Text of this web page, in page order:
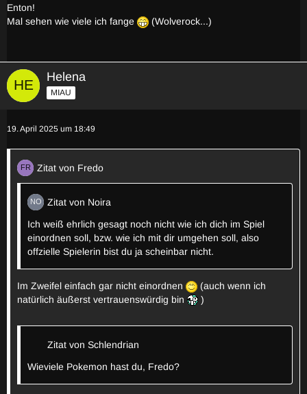
Enton!
Mal sehen wie viele ich fange
(Wolverock...)
Helena
MIAU
19. April 2025 um 18:49
Zitat von Fredo
Zitat von Noira
Ich weiß ehrlich gesagt noch nicht wie ich dich im Spiel
einordnen soll, bzw. wie ich mit dir umgehen soll, also
offzielle Spielerin bist du ja scheinbar nicht.
Im Zweifel einfach gar nicht einordnen
(auch wenn ich
natürlich äußerst vertrauenswürdig bin
)
Zitat von Schlendrian
Wieviele Pokemon hast du, Fredo?